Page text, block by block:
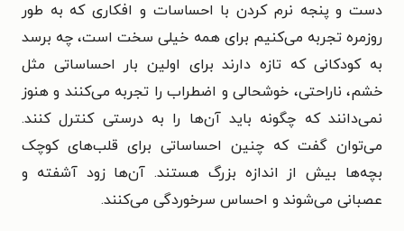
دست و پنجه نرم کردن با احساسات و افکاری که به طور
روزمره تجربه می‌کنیم برای همه خیلی سخت است، چه برسد
به کودکانی که تازه دارند برای اولین بار احساساتی مثل
خشم، ناراحتی، خوشحالی و اضطراب را تجربه می‌کنند و هنوز
نمی‌دانند که چگونه باید آن‌ها را به درستی کنترل کنند.
می‌توان گفت که چنین احساساتی برای قلب‌های کوچک
بچه‌ها بیش از اندازه بزرگ هستند. آن‌ها زود آشفته و
عصبانی می‌شوند و احساس سرخوردگی می‌کنند.